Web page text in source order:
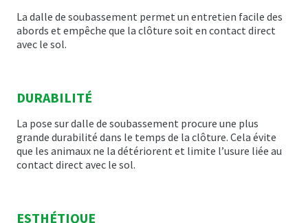
La dalle de soubassement permet un entretien facile des
abords et empêche que la clôture soit en contact direct
avec le sol.
DURABILITÉ
La pose sur dalle de soubassement procure une plus
grande durabilité dans le temps de la clôture. Cela évite
que les animaux ne la détériorent et limite l’usure liée au
contact direct avec le sol.
ESTHÉTIQUE